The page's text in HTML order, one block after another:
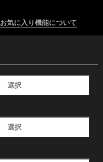
お気に入り機能について
選択
選択